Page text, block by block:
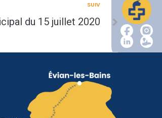
SUIV
du 15 juillet 2020